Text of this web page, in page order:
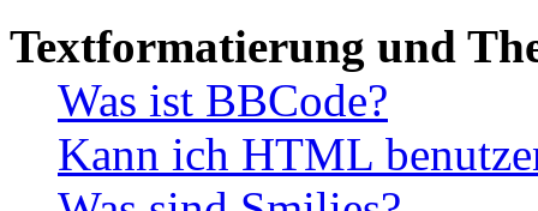
Textformatierung und
Was ist BBCode?
Kann ich HTML